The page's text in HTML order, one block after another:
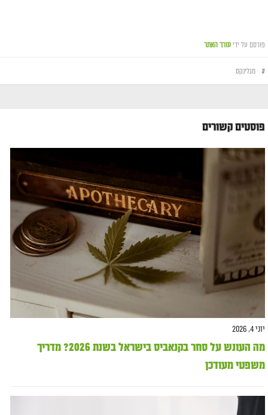
פורסם על ידי עורך האתר
# מגלינקס
פוסטים קשורים
יוני 4, 2026
מה העונש על סחר בקנאביס בישראל בשנת 2026? מדריך
משפטי מעודכן